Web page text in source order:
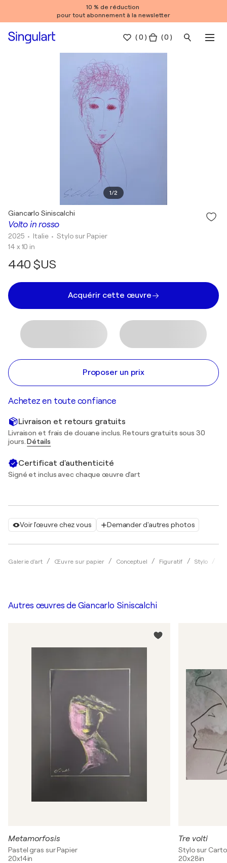
10 % de réduction
pour tout abonnement à la newsletter
(0 ) ( 0 )
1/2
Voir l'œuvre chez vous Demander d'autres photos
Galerie d'art Œuvre sur papier Conceptuel Figuratif Stylo
Volto in rosso
Giancarlo Siniscalchi
2025 • Italie •Stylo sur Papier
14 x 10 in
440 $US
Acquérir cette œuvre
Proposer un prix
Achetez en toute confiance
Livraison et retours gratuits
Livraison et frais de douane inclus. Retours gratuits sous 30
jours.Détails
Certificat d'authenticité
Signé et inclus avec chaque œuvre d'art
Autres œuvres de Giancarlo Siniscalchi
Metamorfosis
Pastel gras sur Papier
20x14in
Tre volti
Stylo sur
20x28in